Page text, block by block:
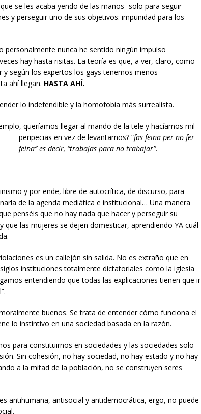
se les acaba yendo de las manos- solo para seguir
y perseguir uno de sus objetivos: impunidad para los
nunca he sentido ningún impulso
hay hasta risitas. La teoría es que, a ver, claro, como
según los expertos los gays tenemos menos
ahí llegan. HASTA AHÍ.
lo indefendible y la homofobia más surrealista.
queríamos llegar al mando de la tele y hacíamos mil
peripecias en vez de levantarnos? “fas feina per no fer
feina” es decir, “trabajas para no trabajar”.
y por ende, libre de autocrítica, de discurso, para
de la agenda mediática e institucional… Una manera
penséis que no hay nada que hacer y perseguir su
las mujeres se dejen domesticar, aprendiendo YA cuál
es un callejón sin salida. No es extraño que en
instituciones totalmente dictatoriales como la iglesia
entendiendo que todas las explicaciones tienen que ir
buenos. Se trata de entender cómo funciona el
lo instintivo en una sociedad basada en la razón.
para constituirnos en sociedades y las sociedades solo
Sin cohesión, no hay sociedad, no hay estado y no hay
a la mitad de la población, no se construyen seres
antihumana, antisocial y antidemocrática, ergo, no puede